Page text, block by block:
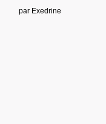
par Exedrine